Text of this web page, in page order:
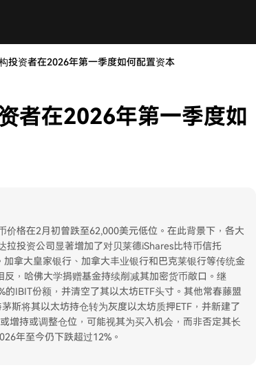
投资者在2026年第一季度如何配置资本
者在2026年第一季度如
格在2月初曾跌至62,000美元低位。在此背景下，各大
投资公司显著增加了对贝莱德iShares比特币信托
拿大皇家银行、加拿大丰业银行和巴克莱银行等传统金
，哈佛大学捐赠基金持续削减其加密货币敞口。继
IBIT份额，并清空了其以太坊ETF头寸。其他常春藤盟
斯将其以太坊持仓转为灰度以太坊质押ETF，并新建了
增持或调整仓位，可能视其为买入机会，而非否定其长
年至今仍下跌超过12%。